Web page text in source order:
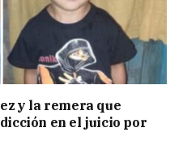
y la remera que
en el juicio por